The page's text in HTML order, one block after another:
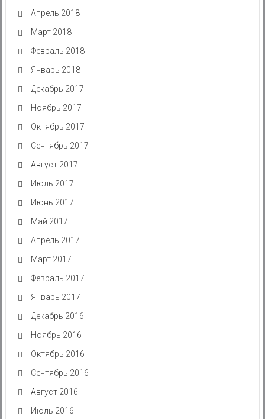
Апрель 2018
Март 2018
Февраль 2018
Январь 2018
Декабрь 2017
Ноябрь 2017
Октябрь 2017
Сентябрь 2017
Август 2017
Июль 2017
Июнь 2017
Май 2017
Апрель 2017
Март 2017
Февраль 2017
Январь 2017
Декабрь 2016
Ноябрь 2016
Октябрь 2016
Сентябрь 2016
Август 2016
Июль 2016